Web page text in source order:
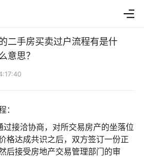
二手房买卖过户流程有是什
意思？
：
过接洽协商，对所交易房产的坐落位
格达成共识之后，双方签订一份正
后接受房地产交易管理部门的审